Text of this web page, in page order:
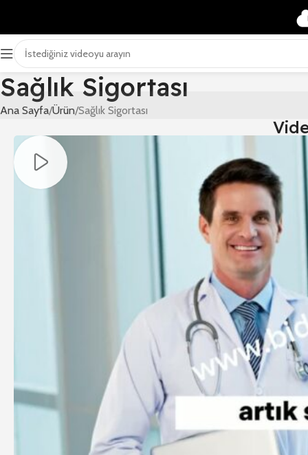
Sağlık Sigortası
Ana Sayfa Ürün Sağlık Sigortası